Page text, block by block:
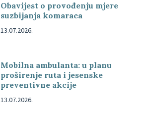
Obavijest o provođenju mjere
suzbijanja komaraca
13.07.2026.
Mobilna ambulanta: u planu
proširenje ruta i jesenske
preventivne akcije
13.07.2026.